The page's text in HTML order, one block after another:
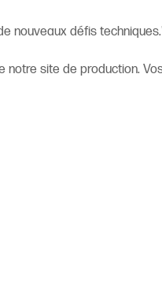
nouveaux défis
notre site de production.